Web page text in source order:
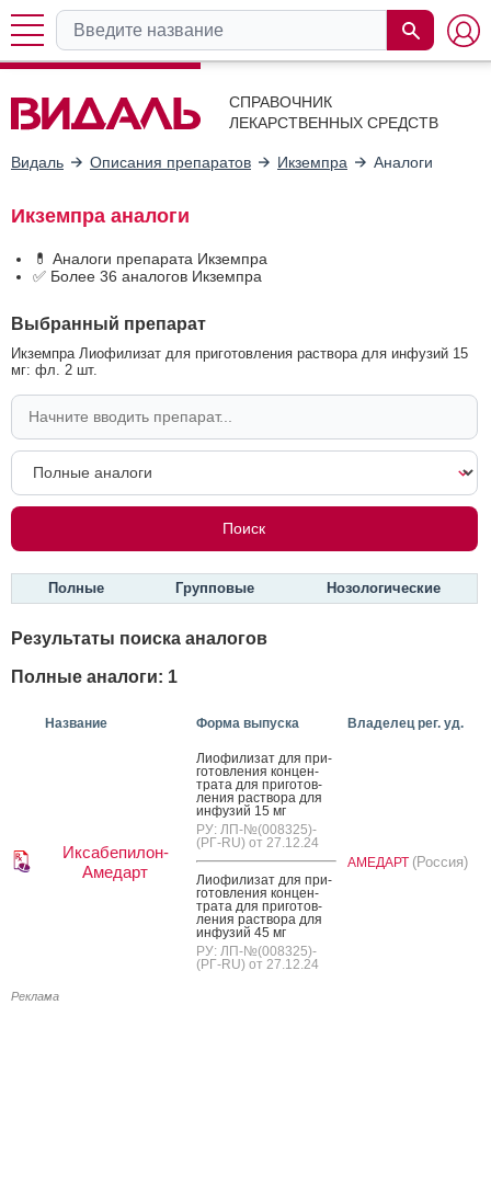
СПРАВОЧНИК
ЛЕКАРСТВЕННЫХ СРЕДСТВ
Видаль Описания препаратов Икземпра Аналоги
Икземпра аналоги
💊 Аналоги препарата Икземпра
✅ Более 36 аналогов Икземпра
Выбранный препарат
Икземпра Лиофилизат для приготовления раствора для инфузий 15
мг: фл. 2 шт.
Полные Групповые Нозологические
Результаты поиска аналогов
Полные аналоги: 1
Название Форма выпуска Владелец рег. уд.
Иксабепилон-
Амедарт
Ли­офи­лизат для при­
готов­ле­ния кон­цен­
тра­та для при­готов­
ле­ния рас­тво­ра для
ин­фу­зий 15 мг
РУ: ЛП-№(008325)-
(РГ-RU) от 27.12.24
Ли­офи­лизат для при­
готов­ле­ния кон­цен­
тра­та для при­готов­
ле­ния рас­тво­ра для
ин­фу­зий 45 мг
РУ: ЛП-№(008325)-
(РГ-RU) от 27.12.24
АМЕДАРТ (Россия)
Реклама